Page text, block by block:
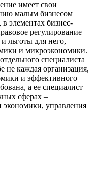
имеет свои
малым бизнесом
в элементах бизнес-
регулирование –
льготы для него,
и микроэкономики.
специалиста
не каждая организация,
и эффективного
а ее специалист
сферах –
экономики, управления